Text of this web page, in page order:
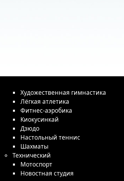
Художественная гимнастика
Лёгкая атлетика
Фитнес-аэробика
Киокусинкай
Дзюдо
Настольный теннис
Шахматы
Технический
Мотоспорт
Новостная студия